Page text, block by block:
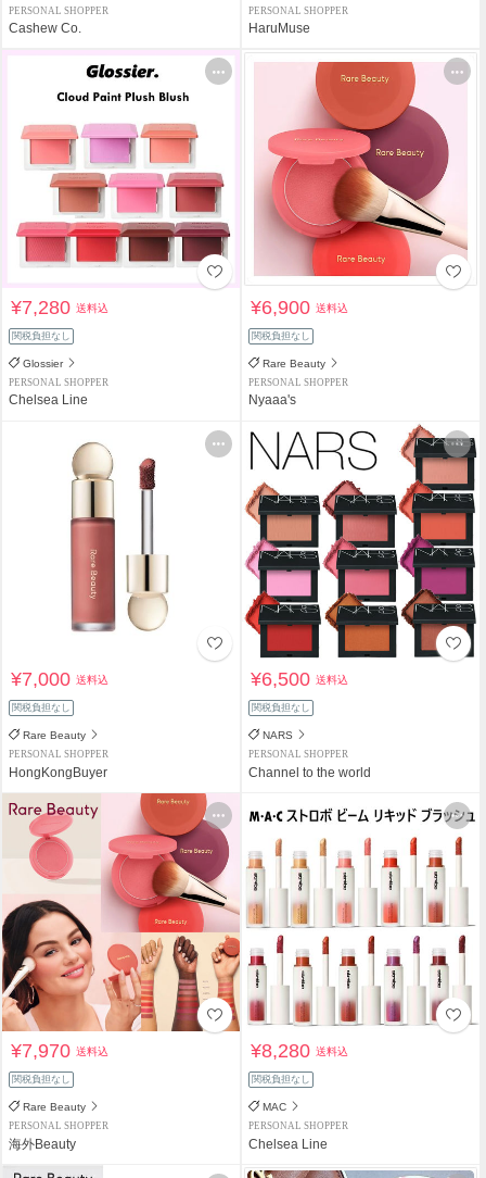
PERSONAL SHOPPER
Cashew Co.
PERSONAL SHOPPER
HaruMuse
¥7,280送料込
関税負担なし
Glossier
PERSONAL SHOPPER
Chelsea Line
¥6,900送料込
関税負担なし
Rare Beauty
PERSONAL SHOPPER
Nyaaa's
¥7,000送料込
関税負担なし
Rare Beauty
PERSONAL SHOPPER
HongKongBuyer
¥6,500送料込
関税負担なし
NARS
PERSONAL SHOPPER
Channel to the world
¥7,970送料込
関税負担なし
Rare Beauty
PERSONAL SHOPPER
海外Beauty
¥8,280送料込
関税負担なし
MAC
PERSONAL SHOPPER
Chelsea Line